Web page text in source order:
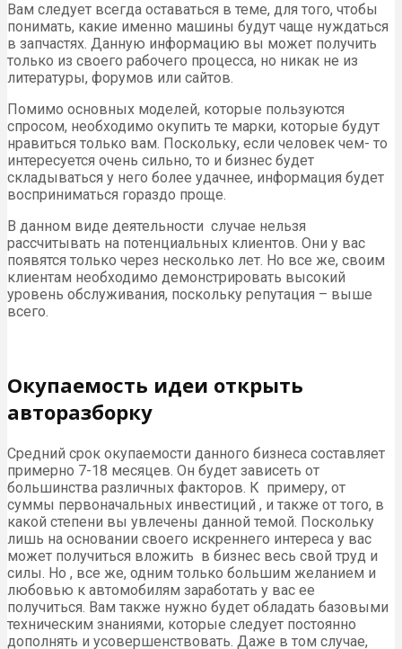
Вам следует всегда оставаться в теме, для того, чтобы
понимать, какие именно машины будут чаще нуждаться
в запчастях. Данную информацию вы может получить
только из своего рабочего процесса, но никак не из
литературы, форумов или сайтов.
Помимо основных моделей, которые пользуются
спросом, необходимо окупить те марки, которые будут
нравиться только вам. Поскольку, если человек чем- то
интересуется очень сильно, то и бизнес будет
складываться у него более удачнее, информация будет
восприниматься гораздо проще.
В данном виде деятельности случае нельзя
рассчитывать на потенциальных клиентов. Они у вас
появятся только через несколько лет. Но все же, своим
клиентам необходимо демонстрировать высокий
уровень обслуживания, поскольку репутация – выше
всего.
Окупаемость идеи открыть
авторазборку
Средний срок окупаемости данного бизнеса составляет
примерно 7-18 месяцев. Он будет зависеть от
большинства различных факторов. К примеру, от
суммы первоначальных инвестиций , и также от того, в
какой степени вы увлечены данной темой. Поскольку
лишь на основании своего искреннего интереса у вас
может получиться вложить в бизнес весь свой труд и
силы. Но , все же, одним только большим желанием и
любовью к автомобилям заработать у вас ее
получиться. Вам также нужно будет обладать базовыми
техническим знаниями, которые следует постоянно
дополнять и усовершенствовать. Даже в том случае,